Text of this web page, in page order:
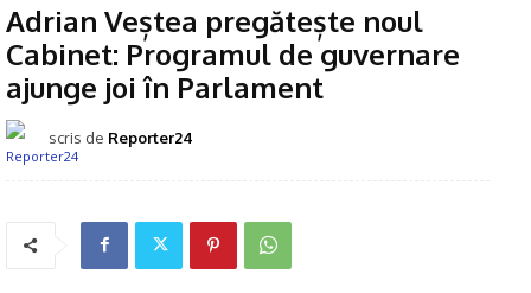
Adrian Veștea pregătește noul
Cabinet: Programul de guvernare
ajunge joi în Parlament
scris de Reporter24